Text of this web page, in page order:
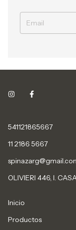
541121865667
11 2186 5667
OLIVIERI 446, I.
Inicio
Productos